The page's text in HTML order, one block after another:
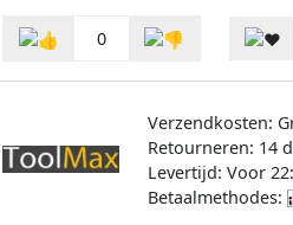
0
Verzendkosten:
Retourneren: 14
Levertijd: Voor
Betaalmethodes: